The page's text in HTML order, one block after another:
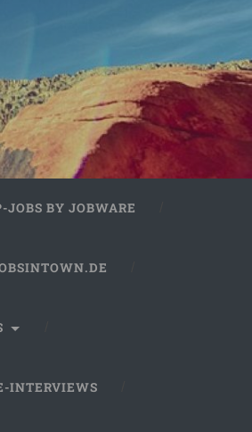
JOBS BY JOBWARE
INTERVIEWS